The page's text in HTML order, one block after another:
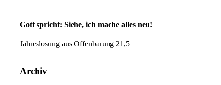
Gott spricht: Siehe, ich mache alles neu!
Jahreslosung aus Offenbarung 21,5
Archiv